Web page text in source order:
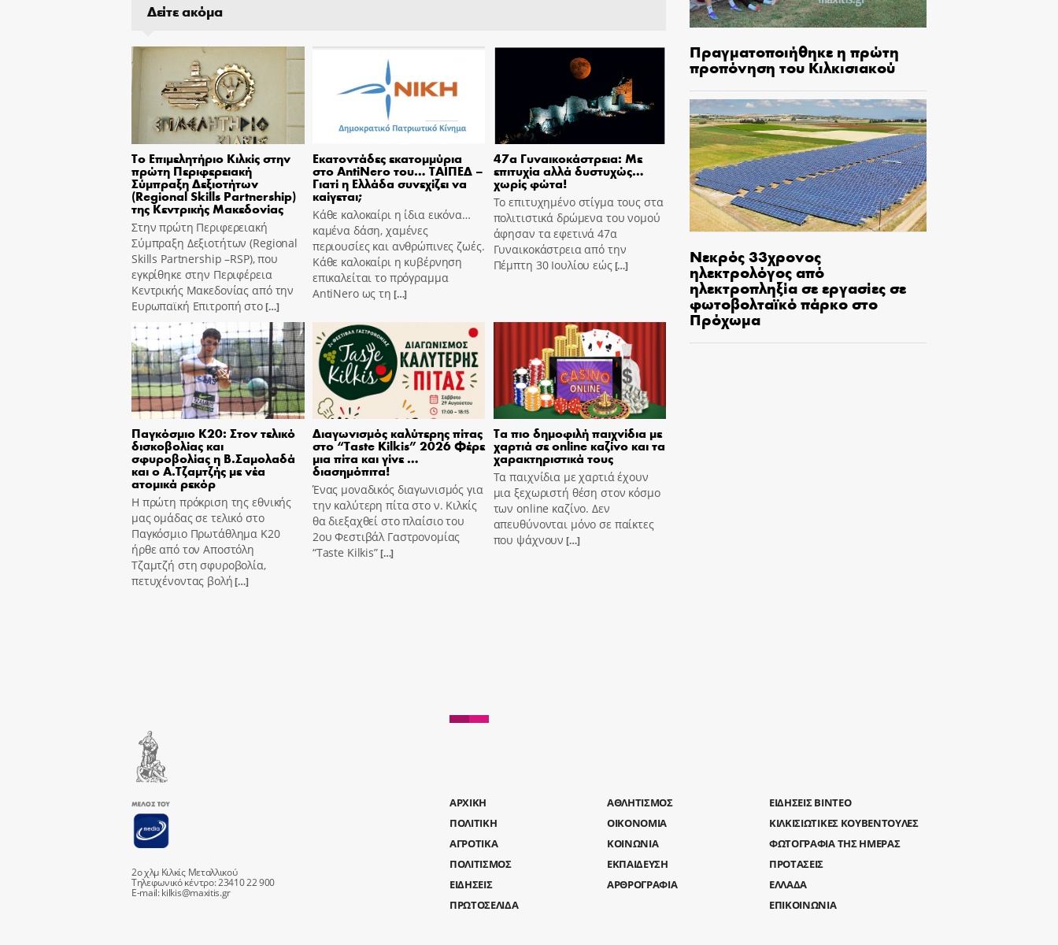
Δείτε ακόμα
Το Επιμελητήριο Κιλκίς στην
πρώτη Περιφερειακή
Σύμπραξη Δεξιοτήτων
(Regional Skills Partnership)
της Κεντρικής Μακεδονίας
Στην πρώτη Περιφερειακή
Σύμπραξη Δεξιοτήτων (Regional
Skills Partnership –RSP), που
εγκρίθηκε στην Περιφέρεια
Κεντρικής Μακεδονίας από την
Ευρωπαϊκή Επιτροπή στο[…]
Εκατοντάδες εκατομμύρια
στο AntiNero του… ΤΑΙΠΕΔ –
Γιατί η Ελλάδα συνεχίζει να
καίγεται;
Κάθε καλοκαίρι η ίδια εικόνα…
καμένα δάση, χαμένες
περιουσίες και ανθρώπινες ζωές.
Κάθε καλοκαίρι η κυβέρνηση
επικαλείται το πρόγραμμα
AntiNero ως τη […]
47α Γυναικοκάστρεια: Με
επιτυχία αλλά δυστυχώς…
χωρίς φώτα!
Το επιτυχημένο στίγμα τους στα
πολιτιστικά δρώμενα του νομού
άφησαν τα εφετινά 47α
Γυναικοκάστρεια από την
Πέμπτη 30 Ιουλίου εώς[…]
Παγκόσμιο Κ20: Στον τελικό
δισκοβολίας και
σφυροβολίας η Β.Σαμολαδά
και ο Α.Τζαμτζής με νέα
ατομικά ρεκόρ
Η πρώτη πρόκριση της εθνικής
μας ομάδας σε τελικό στο
Παγκόσμιο Πρωτάθλημα Κ20
ήρθε από τον Αποστόλη
Τζαμτζή στη σφυροβολία,
πετυχένοντας βολή[…]
Διαγωνισμός καλύτερης πίτας
στο “Taste Kilkis” 2026 Φέρε
μια πίτα και γίνε …
διασημόπιτα!
Ένας μοναδικός διαγωνισμός για
την καλύτερη πίτα στο ν. Κιλκίς
θα διεξαχθεί στο πλαίσιο του
2ου Φεστιβάλ Γαστρονομίας
“Taste Kilkis”[…]
Τα πιο δημοφιλή παιχνίδια με
χαρτιά σε online καζίνο και τα
χαρακτηριστικά τους
Τα παιχνίδια με χαρτιά έχουν
μια ξεχωριστή θέση στον κόσμο
των online καζίνο. Δεν
απευθύνονται μόνο σε παίκτες
που ψάχνουν […]
Πραγματοποιήθηκε η πρώτη
προπόνηση του Κιλκισιακού
Νεκρός 33χρονος
ηλεκτρολόγος από
ηλεκτροπληξία σε εργασίες σε
φωτοβολταϊκό πάρκο στο
Πρόχωμα
2ο χλμ Κιλκίς Μεταλλικού
Τηλεφωνικό κέντρο: 23410 22 900
E-mail:kilkis@maxitis.gr
AΡΧΙΚΗ
ΑΘΛΗΤΙΣΜΟΣ
ΠΟΛΙΤΙΚΗ
ΟΙΚΟΝΟΜΙΑ
ΑΓΡΟΤΙΚΑ
ΚΟΙΝΩΝΙΑ
ΠΟΛΙΤΙΣΜΟΣ
ΕΚΠΑΙΔΕΥΣΗ
ΕΙΔΗΣΕΙΣ
ΑΡΘΡΟΓΡΑΦΙΑ
ΠΡΩΤΟΣΕΛΙΔΑ
ΕΙΔΗΣΕΙΣ ΒΙΝΤΕΟ
ΚΙΛΚΙΣΙΩΤΙΚΕΣ ΚΟΥΒΕΝΤΟΥΛΕΣ
ΦΩΤΟΓΡΑΦΙΑ ΤΗΣ ΗΜΕΡΑΣ
ΠΡΟΤΑΣΕΙΣ
ΕΛΛΑΔΑ
ΕΠΙΚΟΙΝΩΝΙΑ